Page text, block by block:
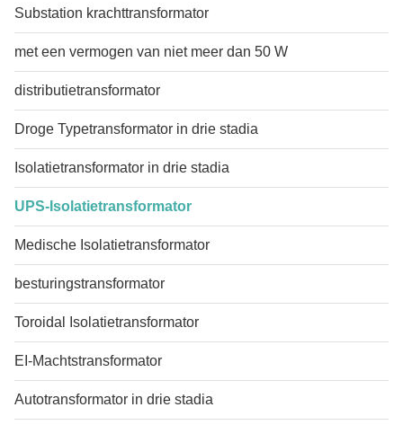
Substation krachttransformator
met een vermogen van niet meer dan 50 W
distributietransformator
Droge Typetransformator in drie stadia
Isolatietransformator in drie stadia
UPS-Isolatietransformator
Medische Isolatietransformator
besturingstransformator
Toroidal Isolatietransformator
EI-Machtstransformator
Autotransformator in drie stadia